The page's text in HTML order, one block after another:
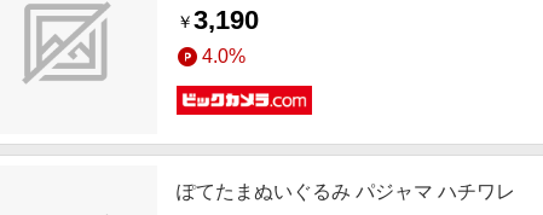
￥3,190
4.0%
ぽてたまぬいぐるみ パジャマ ハチワレ